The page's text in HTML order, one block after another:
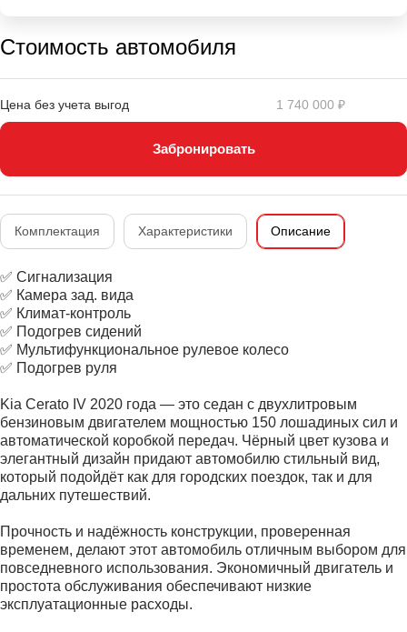
Стоимость автомобиля
Цена без учета выгод 1 740 000 ₽
Забронировать
Комплектация Характеристики Описание
✅ Сигнализация
✅ Камера зад. вида
✅ Климат-контроль
✅ Подогрев сидений
✅ Мультифункциональное рулевое колесо
✅ Подогрев руля
Kia Cerato IV 2020 года — это седан с двухлитровым
бензиновым двигателем мощностью 150 лошадиных сил и
автоматической коробкой передач. Чёрный цвет кузова и
элегантный дизайн придают автомобилю стильный вид,
который подойдёт как для городских поездок, так и для
дальних путешествий.
Прочность и надёжность конструкции, проверенная
временем, делают этот автомобиль отличным выбором для
повседневного использования. Экономичный двигатель и
простота обслуживания обеспечивают низкие
эксплуатационные расходы.